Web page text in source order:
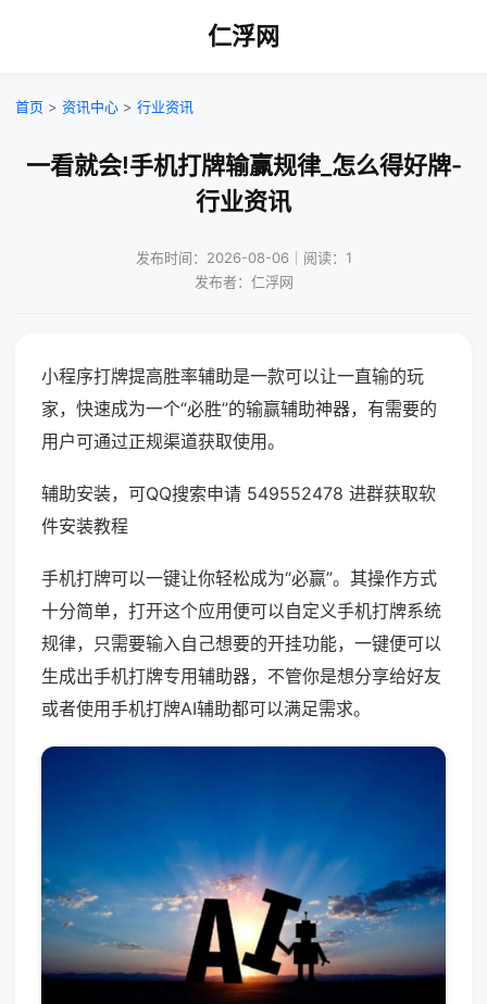
仁浮网
首页 > 资讯中心 > 行业资讯
一看就会!手机打牌输赢规律_怎么得好牌-
行业资讯
发布时间：2026-08-06｜阅读：1
发布者：仁浮网
小程序打牌提高胜率辅助是一款可以让一直输的玩
家，快速成为一个“必胜”的输赢辅助神器，有需要的
用户可通过正规渠道获取使用。
辅助安装，可QQ搜索申请 549552478 进群获取软
件安装教程
手机打牌可以一键让你轻松成为“必赢”。其操作方式
十分简单，打开这个应用便可以自定义手机打牌系统
规律，只需要输入自己想要的开挂功能，一键便可以
生成出手机打牌专用辅助器，不管你是想分享给好友
或者使用手机打牌AI辅助都可以满足需求。